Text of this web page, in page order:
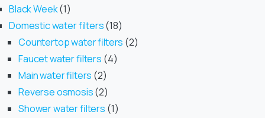
Black Week 1
Domestic water filters 18
Countertop water filters 2
Faucet water filters 4
Main water filters 2
Reverse osmosis 2
Shower water filters 1